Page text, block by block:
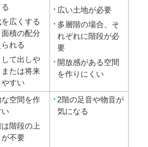
広くする
積の配分
れる
て出しや
たは将来
すい
広い土地が必要
多層階の場合、そ
れぞれに階段が必
要
開放感がある空間
を作りにくい
な空間を作
い
階段の上
が不要
2階の足音や物音が
気になる